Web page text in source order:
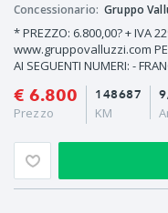
Concessionario: Gruppo
* PREZZO: 6.800,00? + IVA
www.gruppovalluzzi.com
AI SEGUENTI NUMERI: -
€ 6.800
Prezzo
148687
KM